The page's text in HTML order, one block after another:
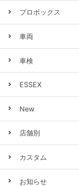
プロボックス
車両
車検
ESSEX
New
店舗別
カスタム
お知らせ